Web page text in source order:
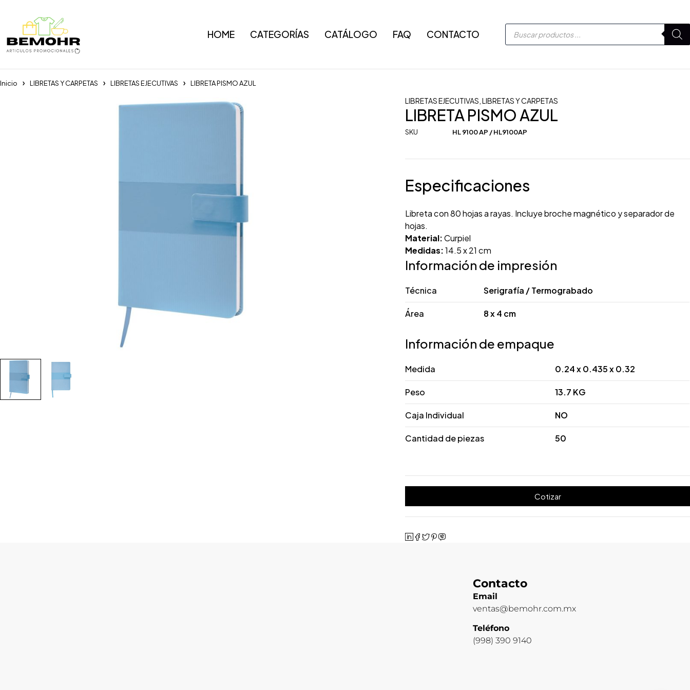
HOME CATEGORÍAS CATÁLOGO FAQ CONTACTO
Inicio LIBRETAS Y CARPETAS LIBRETAS EJECUTIVAS LIBRETA PISMO AZUL
LIBRETAS EJECUTIVAS ,LIBRETAS Y CARPETAS
LIBRETA PISMO AZUL
SKU HL 9100 AP / HL9100AP
Especificaciones
Libreta con 80 hojas a rayas. Incluye broche magnético y separador de
hojas.
Material:Curpiel
Medidas:14.5 x 21 cm
Información de impresión
Técnica Serigrafía / Termograbado
Área 8 x 4 cm
Información de empaque
Medida 0.24 x 0.435 x 0.32
Peso 13.7 KG
Caja Individual NO
Cantidad de piezas 50
Cotizar
Contacto
Email
ventas@bemohr.com.mx
Teléfono
(998) 390 9140